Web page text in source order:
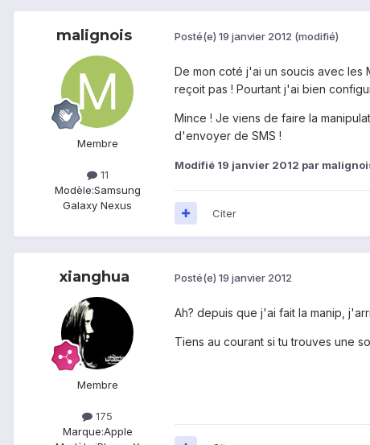
malignois
Membre
11
Modèle:Samsung
Galaxy Nexus
Posté(e) 19 janvier 2012 (modifié)
De mon coté j'ai un soucis avec les
reçoit pas ! Pourtant j'ai bien
Mince ! Je viens de faire la
d'envoyer de SMS !
Modifié 19 janvier 2012 par
Citer
xianghua
Membre
175
Marque:Apple
Posté(e) 19 janvier 2012
Ah? depuis que j'ai fait la manip,
Tiens au courant si tu trouves une